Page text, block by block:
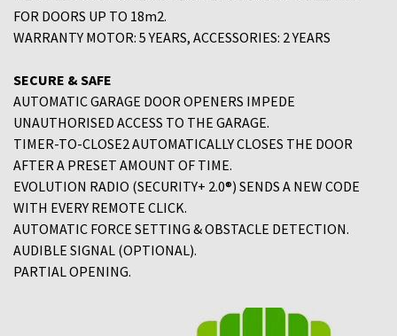
FOR DOORS UP TO 18m2.
WARRANTY MOTOR: 5 YEARS, ACCESSORIES: 2 YEARS
SECURE & SAFE
AUTOMATIC GARAGE DOOR OPENERS IMPEDE
UNAUTHORISED ACCESS TO THE GARAGE.
TIMER-TO-CLOSE2 AUTOMATICALLY CLOSES THE DOOR
AFTER A PRESET AMOUNT OF TIME.
EVOLUTION RADIO (SECURITY+ 2.0®) SENDS A NEW CODE
WITH EVERY REMOTE CLICK.
AUTOMATIC FORCE SETTING & OBSTACLE DETECTION.
AUDIBLE SIGNAL (OPTIONAL).
PARTIAL OPENING.